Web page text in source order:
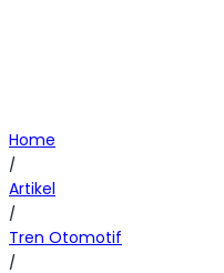
Home
/
Artikel
/
Tren Otomotif
/